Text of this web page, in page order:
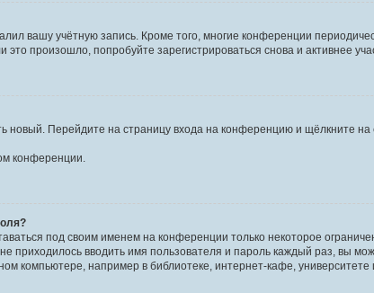
вашу учётную запись. Кроме того, многие конференции
произошло, попробуйте зарегистрироваться снова и активнее
новый. Перейдите на страницу входа на конференцию и щёлкните на
конференции.
под своим именем на конференции только некоторое
приходилось вводить имя пользователя и пароль каждый раз, вы
компьютере, например в библиотеке, интернет-кафе, университете